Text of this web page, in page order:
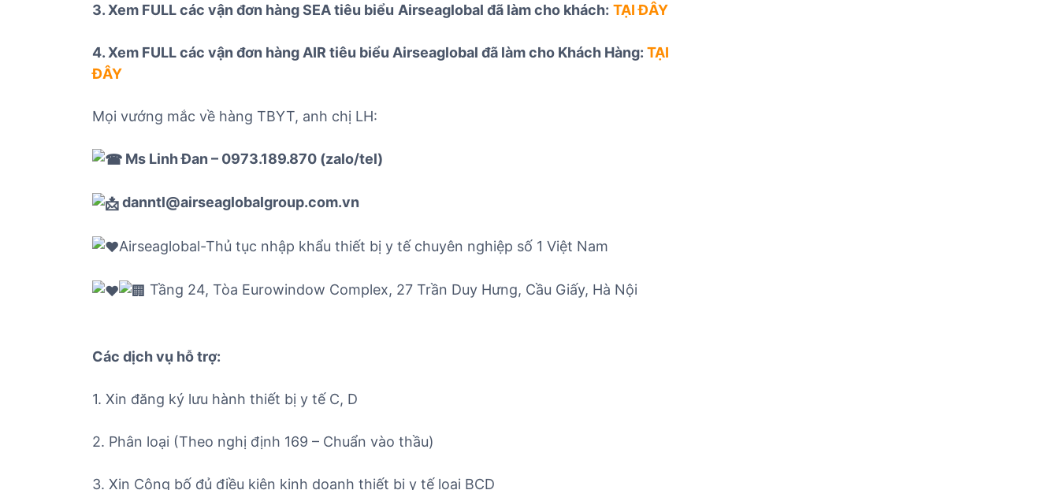
3. Xem FULL các vận đơn hàng SEA tiêu biểu Airseaglobal đã làm cho khách: TẠI ĐÂY
4. Xem FULL các vận đơn hàng AIR tiêu biểu Airseaglobal đã làm cho Khách Hàng: TẠI
ĐÂY
Mọi vướng mắc về hàng TBYT, anh chị LH:
Ms Linh Đan – 0973.189.870 (zalo/tel)
danntl@airseaglobalgroup.com.vn
Airseaglobal-Thủ tục nhập khẩu thiết bị y tế chuyên nghiệp số 1 Việt Nam
Tầng 24, Tòa Eurowindow Complex, 27 Trần Duy Hưng, Cầu Giấy, Hà Nội
Các dịch vụ hỗ trợ:
1. Xin đăng ký lưu hành thiết bị y tế C, D
2. Phân loại (Theo nghị định 169 – Chuẩn vào thầu)
3. Xin Công bố đủ điều kiện kinh doanh thiết bị y tế loại BCD